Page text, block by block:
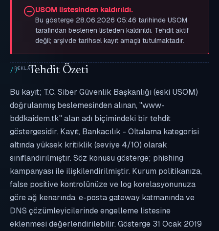
USOM listesinden kaldırıldı.
Bu gösterge 28.06.2026 05:46 tarihinde USOM
tarafından beslenen listeden kaldırıldı. Tehdit aktif
değil; arşivde tarihsel kayıt amaçlı tutulmaktadır.
Tehdit Özeti
Bu kayıt; T.C. Siber Güvenlik Başkanlığı (eski USOM)
doğrulanmış beslemesinden alınan, "www-
bddkaidem.tk" alan adı biçimindeki bir tehdit
göstergesidir. Kayıt, Bankacılık - Oltalama kategorisi
altında yüksek kritiklik (seviye 4/10) olarak
sınıflandırılmıştır. Söz konusu gösterge; phishing
kampanyası ile ilişkilendirilmiştir. Kurum politikanıza,
false positive kontrolünüze ve log korelasyonunuza
göre ağ kenarında, e-posta gateway katmanında ve
DNS çözümleyicilerinde engelleme listesine
eklenmesi değerlendirilebilir. Gösterge 31 Ocak 2019